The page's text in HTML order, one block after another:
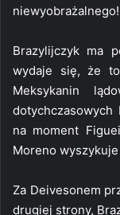
niewyobrażalnego!
Brazylijczyk ma
wydaje się, że
Meksykanin
dotychczasowych
na moment
Moreno
Za Deivesonem
drugiej strony,